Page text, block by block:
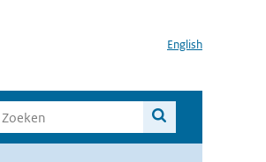
English